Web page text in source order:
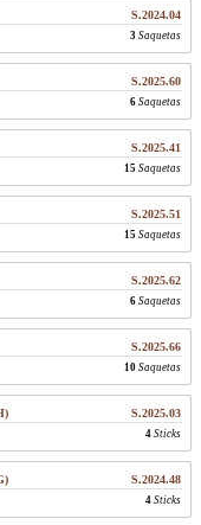
S.2024.04
3 Saquetas
S.2025.60
6 Saquetas
S.2025.41
15 Saquetas
S.2025.51
15 Saquetas
S.2025.62
6 Saquetas
S.2025.66
10 Saquetas
S.2025.03
4 Sticks
S.2024.48
4 Sticks